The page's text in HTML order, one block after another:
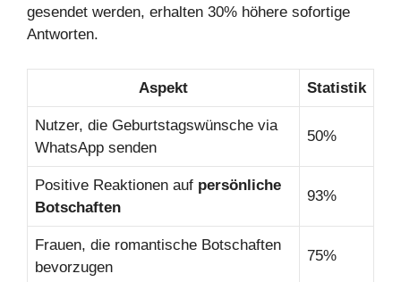
gesendet werden, erhalten 30% höhere sofortige
Antworten.
Aspekt Statistik
Nutzer, die Geburtstagswünsche via
WhatsApp senden
50%
Positive Reaktionen auf persönliche
Botschaften
93%
Frauen, die romantische Botschaften
bevorzugen
75%